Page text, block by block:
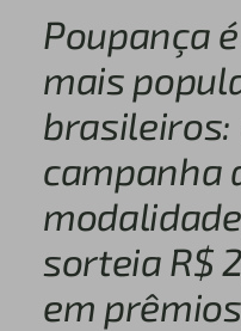
Poupança
mais
brasileiros:
campanha
sorteia R$
em prêmios